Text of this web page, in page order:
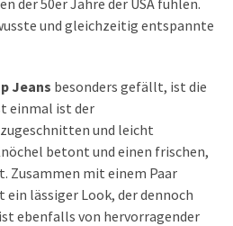
und gleichzeitig entspannte
Jeans besonders gefällt, ist die
einmal ist der
und leicht
betont und einen frischen,
Zusammen mit einem Paar
lässiger Look, der dennoch
ebenfalls von hervorragender